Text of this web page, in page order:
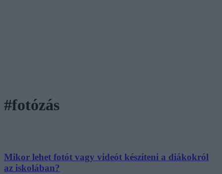
#fotózás
Mikor lehet fotót vagy videót készíteni a diákokról
az iskolában?